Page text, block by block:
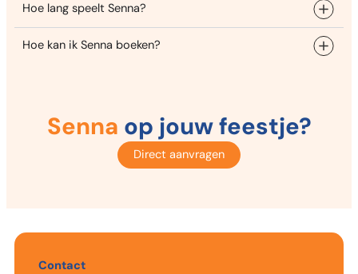
Hoe lang speelt Senna?
Hoe kan ik Senna boeken?
Senna op jouw feestje?
Direct aanvragen
Contact